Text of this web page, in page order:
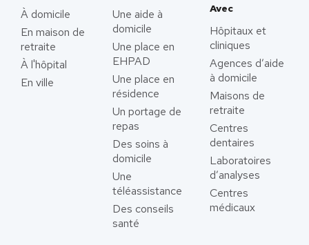
À domicile
En maison de
retraite
À l'hôpital
En ville
Une aide à
domicile
Une place en
EHPAD
Une place en
résidence
Un portage de
repas
Des soins à
domicile
Une
téléassistance
Des conseils
santé
Avec
Hôpitaux et
cliniques
Agences d’aide
à domicile
Maisons de
retraite
Centres
dentaires
Laboratoires
d’analyses
Centres
médicaux